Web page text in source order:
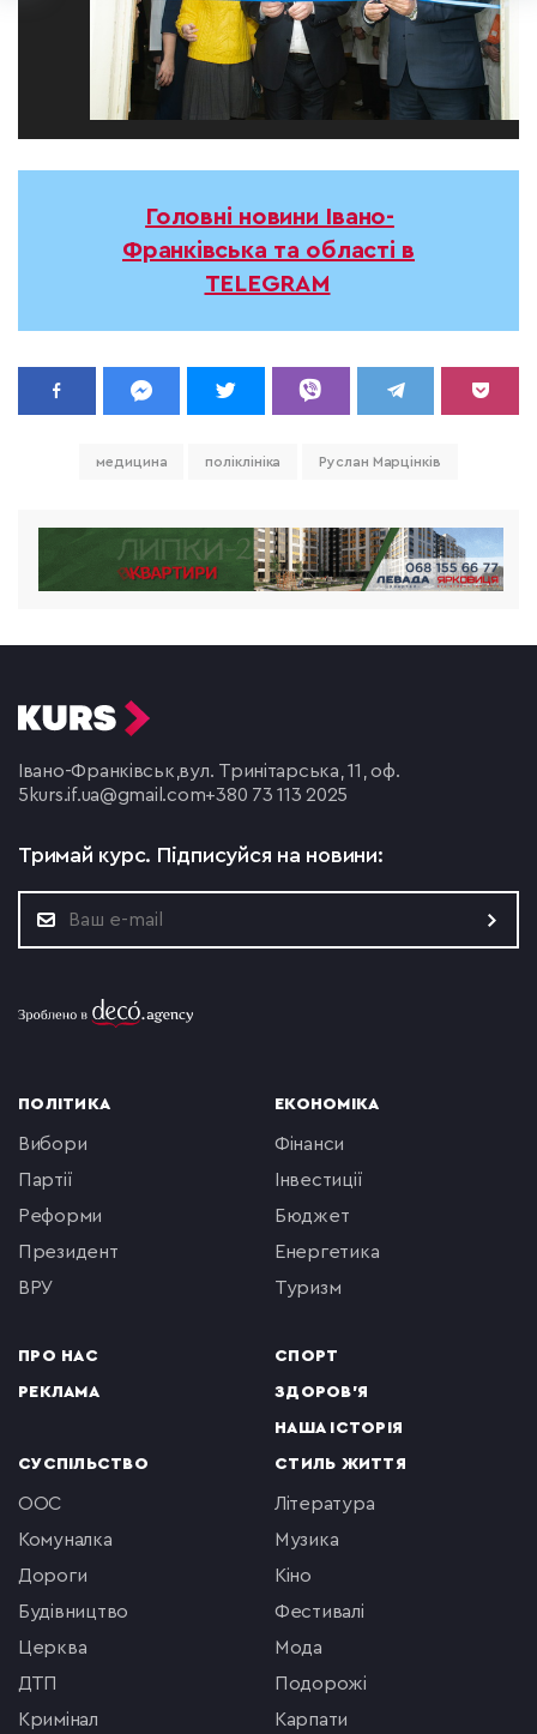
Головні новини Івано-
Франківська та області в
TELEGRAM
медицина поліклініка Руслан Марцінків
Івано-Франківськ, вул. Тринітарська, 11, оф.
5 kurs.if.ua@gmail.com+380 73 113 2025
Тримай курс. Підписуйся на новини:
ПОЛІТИКА
вибори
партії
реформи
президент
ВРУ
ПРО НАС
РЕКЛАМА
ЕКОНОМІКА
фінанси
інвестиції
бюджет
енергетика
туризм
СПОРТ
ЗДОРОВ'Я
НАША ІСТОРІЯ
СУСПІЛЬСТВО
ООС
комуналка
Дороги
будівництво
церква
ДТП
кримінал
СТИЛЬ ЖИТТЯ
література
музика
кіно
фестивалі
мода
подорожі
Карпати